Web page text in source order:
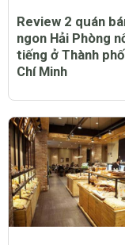
Review 2 quán
ngon Hải Phòng
tiếng ở Thành
Chí Minh